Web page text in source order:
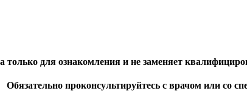
только для ознакомления и не заменяет
Обязательно проконсультируйтесь с врачом или со